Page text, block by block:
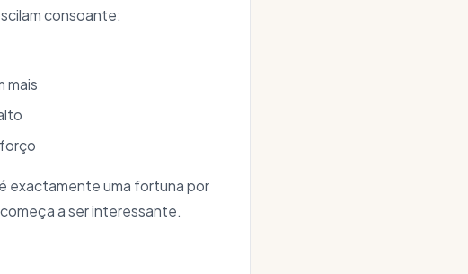
consoante:
mais
exactamente uma fortuna por
a ser interessante.